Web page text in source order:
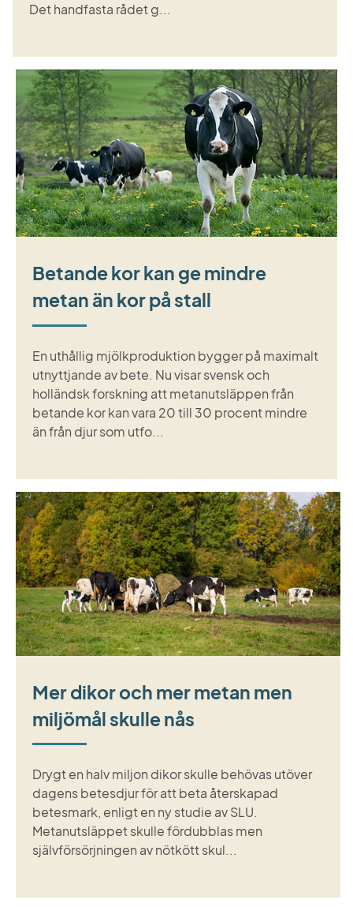
Det handfasta rådet g...
Betande kor kan ge mindre
metan än kor på stall
En uthållig mjölkproduktion bygger på maximalt
utnyttjande av bete. Nu visar svensk och
holländsk forskning att metanutsläppen från
betande kor kan vara 20 till 30 procent mindre
än från djur som utfo...
Mer dikor och mer metan men
miljömål skulle nås
Drygt en halv miljon dikor skulle behövas utöver
dagens betesdjur för att beta återskapad
betesmark, enligt en ny studie av SLU.
Metanutsläppet skulle fördubblas men
självförsörjningen av nötkött skul...